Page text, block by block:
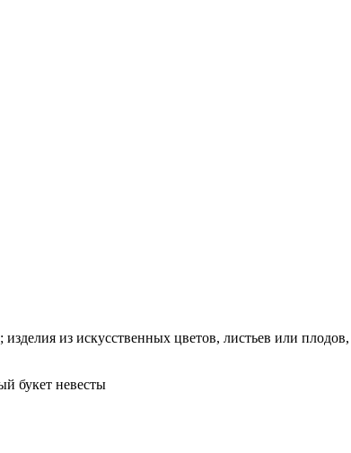
из искусственных цветов, листьев или
букет невесты